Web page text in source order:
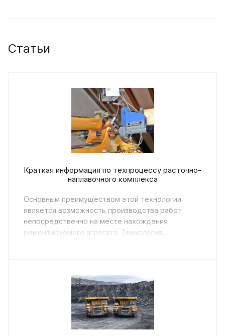
Статьи
Краткая информация по техпроцессу расточно-
наплавочного комплекса
Основным преимуществом этой технологии
является возможность производства работ
непосредственно на месте нахождения
ремонтируемого агрегата. Технология...